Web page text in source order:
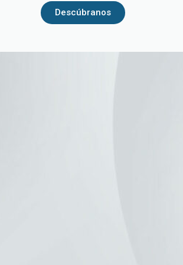
Descúbranos